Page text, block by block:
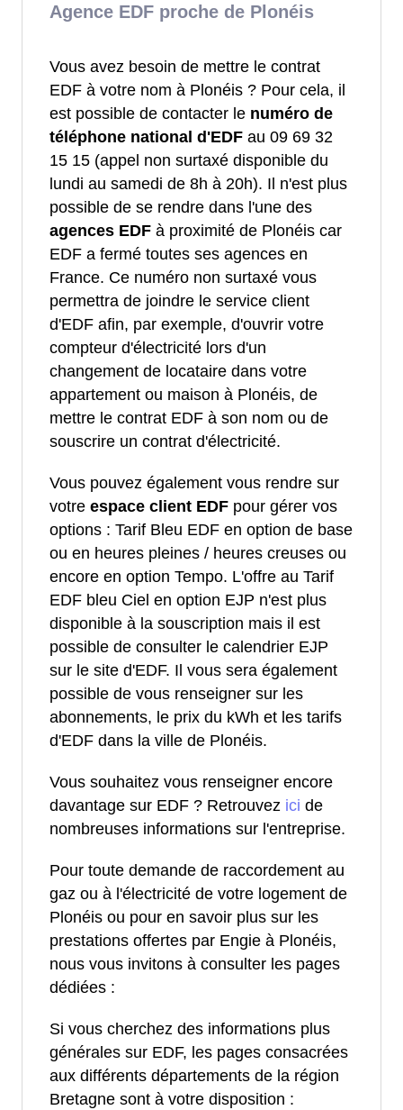
Agence EDF proche de Plonéis
Vous avez besoin de mettre le contrat
EDF à votre nom à Plonéis ? Pour cela, il
est possible de contacter le numéro de
téléphone national d'EDF au 09 69 32
15 15 (appel non surtaxé disponible du
lundi au samedi de 8h à 20h). Il n'est plus
possible de se rendre dans l'une des
agences EDF à proximité de Plonéis car
EDF a fermé toutes ses agences en
France. Ce numéro non surtaxé vous
permettra de joindre le service client
d'EDF afin, par exemple, d'ouvrir votre
compteur d'électricité lors d'un
changement de locataire dans votre
appartement ou maison à Plonéis, de
mettre le contrat EDF à son nom ou de
souscrire un contrat d'électricité.
Vous pouvez également vous rendre sur
votre espace client EDF pour gérer vos
options : Tarif Bleu EDF en option de base
ou en heures pleines / heures creuses ou
encore en option Tempo. L'offre au Tarif
EDF bleu Ciel en option EJP n'est plus
disponible à la souscription mais il est
possible de consulter le calendrier EJP
sur le site d'EDF. Il vous sera également
possible de vous renseigner sur les
abonnements, le prix du kWh et les tarifs
d'EDF dans la ville de Plonéis.
Vous souhaitez vous renseigner encore
davantage sur EDF ? Retrouvez ici de
nombreuses informations sur l'entreprise.
Pour toute demande de raccordement au
gaz ou à l'électricité de votre logement de
Plonéis ou pour en savoir plus sur les
prestations offertes par Engie à Plonéis,
nous vous invitons à consulter les pages
dédiées :
Si vous cherchez des informations plus
générales sur EDF, les pages consacrées
aux différents départements de la région
Bretagne sont à votre disposition :